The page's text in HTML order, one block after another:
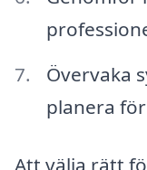
Övervaka
planera
Att välja rätt